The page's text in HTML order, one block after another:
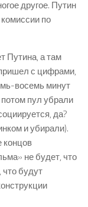
другое. Путин
по
Путина, а там
с цифрами,
восемь минут
пул убрали
да?
и убирали).
не будет, что
что будут